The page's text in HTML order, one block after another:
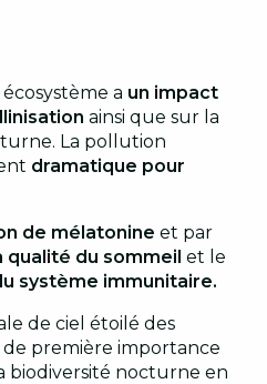
a un impact
ainsi que sur la
La pollution
dramatique pour
de mélatonine et par
qualité du sommeil et le
système immunitaire.
de ciel étoilé des
première importance
biodiversité nocturne en